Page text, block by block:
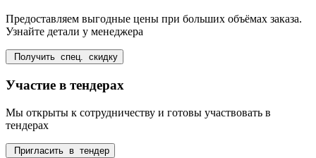
Предоставляем выгодные цены при больших объёмах заказа.
Узнайте детали у менеджера
Получить спец. скидку
Участие в тендерах
Мы открыты к сотрудничеству и готовы участвовать в
тендерах
Пригласить в тендер